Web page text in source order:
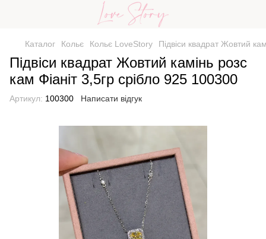
Каталог Кольє Кольє LoveStory Підвіси квадрат Жовтий
Підвіси квадрат Жовтий камінь розс
кам Фіаніт 3,5гр срібло 925 100300
Артикул: 100300 Написати відгук